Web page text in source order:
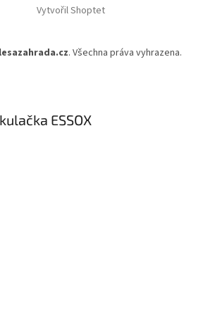
Vytvořil Shoptet
lesazahrada.cz. Všechna práva vyhrazena.
ESSOX